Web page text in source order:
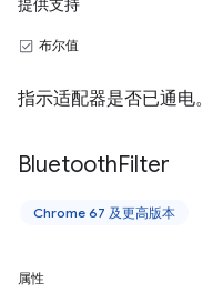
提供支持
布尔值
指示适配器是否已通电。
BluetoothFilter
Chrome 67 及更高版本
属性